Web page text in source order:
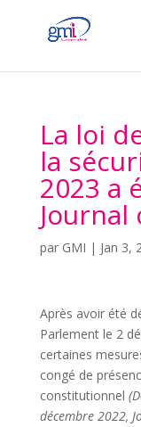
La loi
la
2023 a
Journal
par GMI | Jan 3,
Après avoir été
Parlement le 2
certaines
congé de
constitutionnel
décembre 2022,